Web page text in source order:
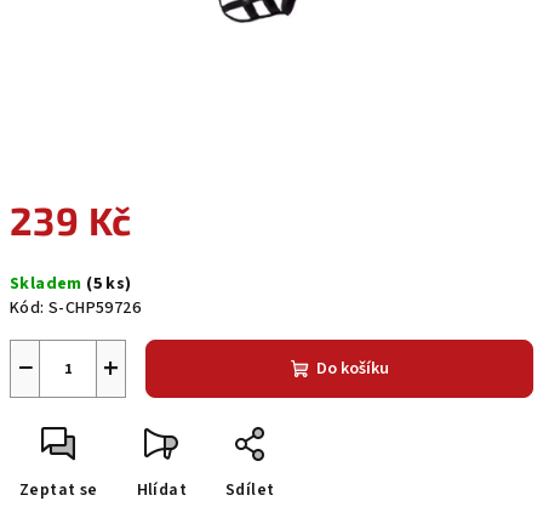
239 Kč
cena:
Skladem (5 ks)
Kód: S-CHP59726
+
− Do košíku
Zeptat se Hlídat Sdílet